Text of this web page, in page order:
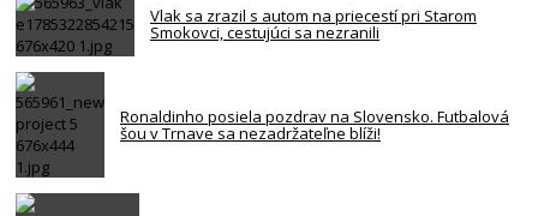
Vlak sa zrazil s autom na priecestí pri Starom
Smokovci, cestujúci sa nezranili
Ronaldinho posiela pozdrav na Slovensko. Futbalová
šou v Trnave sa nezadržateľne blíži!